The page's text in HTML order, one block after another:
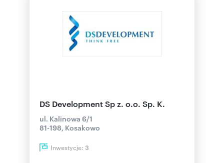
DS Development Sp z. o.o. Sp. K.
ul. Kalinowa 6/1
81-198, Kosakowo
Inwestycje: 3